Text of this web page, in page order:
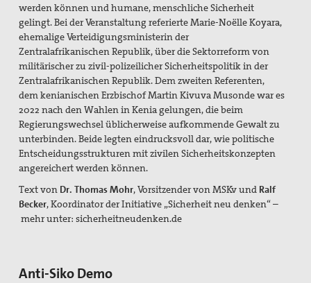
werden können und humane, menschliche Sicherheit
gelingt. Bei der Veranstaltung referierte Marie-Noëlle Koyara,
ehemalige Verteidigungsministerin der
Zentralafrikanischen Republik, über die Sektorreform von
militärischer zu zivil-polizeilicher Sicherheitspolitik in der
Zentralafrikanischen Republik. Dem zweiten Referenten,
dem kenianischen Erzbischof Martin Kivuva Musonde war es
2022 nach den Wahlen in Kenia gelungen, die beim
Regierungswechsel üblicherweise aufkommende Gewalt zu
unterbinden. Beide legten eindrucksvoll dar, wie politische
Entscheidungsstrukturen mit zivilen Sicherheitskonzepten
angereichert werden können.
Text von Dr. Thomas Mohr, Vorsitzender von MSKv und Ralf
Becker, Koordinator der Initiative „Sicherheit neu denken“ –
mehr unter: sicherheitneudenken.de
Anti-Siko Demo